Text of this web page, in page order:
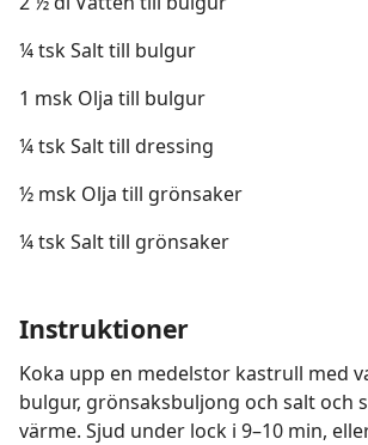
¼ tsk Salt till bulgur
1 msk Olja till bulgur
¼ tsk Salt till dressing
½ msk Olja till grönsaker
¼ tsk Salt till grönsaker
Instruktioner
Koka upp en medelstor kastrull med
bulgur, grönsaksbuljong och salt och
värme. Sjud under lock i 9–10 min,